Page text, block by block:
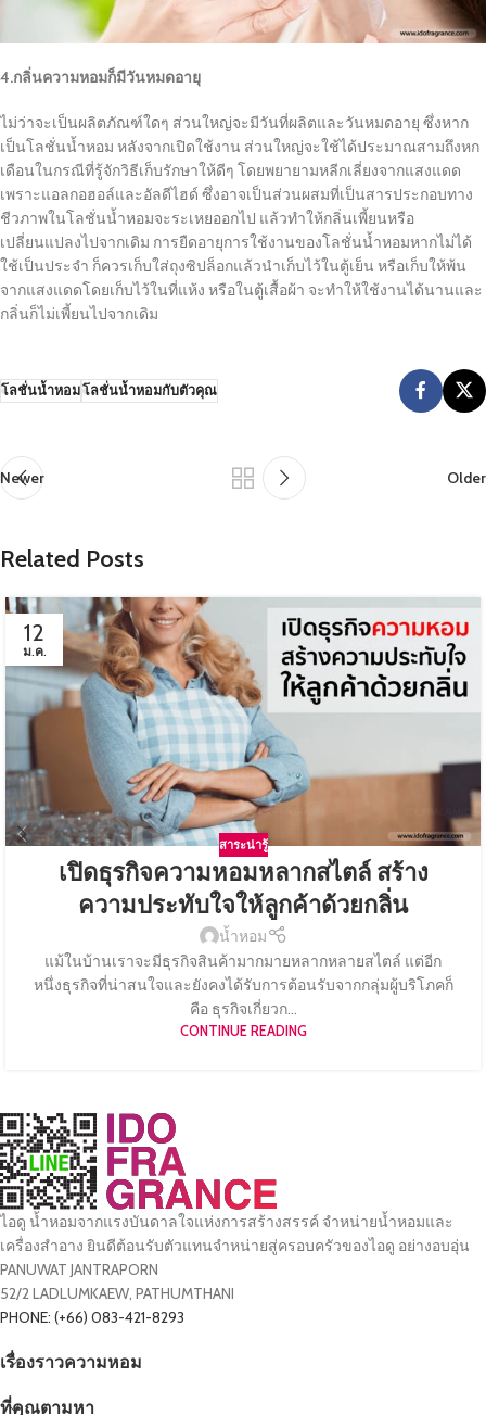
4.กลิ่นความหอมก็มีวันหมดอายุ
ไม่ว่าจะเป็นผลิตภัณฑ์ใดๆ ส่วนใหญ่จะมีวันที่ผลิตและวันหมดอายุ ซึ่งหาก
เป็นโลชั่นน้ำหอม หลังจากเปิดใช้งาน ส่วนใหญ่จะใช้ได้ประมาณสามถึงหก
เดือนในกรณีที่รู้จักวิธีเก็บรักษาให้ดีๆ โดยพยายามหลีกเลี่ยงจากแสงแดด
เพราะแอลกอฮอล์และอัลดีไฮด์ ซึ่งอาจเป็นส่วนผสมที่เป็นสารประกอบทาง
ชีวภาพในโลชั่นน้ำหอมจะระเหยออกไป แล้วทำให้กลิ่นเพี้ยนหรือ
เปลี่ยนแปลงไปจากเดิม การยืดอายุการใช้งานของโลชั่นน้ำหอมหากไม่ได้
ใช้เป็นประจำ ก็ควรเก็บใส่ถุงซิปล็อกแล้วนำเก็บไว้ในตู้เย็น หรือเก็บให้พ้น
จากแสงแดดโดยเก็บไว้ในที่แห้ง หรือในตู้เสื้อผ้า จะทำให้ใช้งานได้นานและ
กลิ่นก็ไม่เพี้ยนไปจากเดิม
โลชั่นน้ำหอมโลชั่นน้ำหอมกับตัวคุณ
Newer Older
Related Posts
12
ม.ค.
สาระน่ารู้
เปิดธุรกิจความหอมหลากสไตล์ สร้าง
ความประทับใจให้ลูกค้าด้วยกลิ่น
น้ำหอม
แม้ในบ้านเราจะมีธุรกิจสินค้ามากมายหลากหลายสไตล์ แต่อีก
หนึ่งธุรกิจที่น่าสนใจและยังคงได้รับการต้อนรับจากกลุ่มผู้บริโภคก็
คือ ธุรกิจเกี่ยวก...
CONTINUE READING
ไอดู น้ำหอมจากแรงบันดาลใจแห่งการสร้างสรรค์ จำหน่ายน้ำหอมและ
เครื่องสำอาง ยินดีต้อนรับตัวแทนจำหน่ายสู่ครอบครัวของไอดู อย่างอบอุ่น
PANUWAT JANTRAPORN
52/2 LADLUMKAEW, PATHUMTHANI
PHONE: (+66) 083-421-8293
เรื่องราวความหอม
ที่คุณตามหา